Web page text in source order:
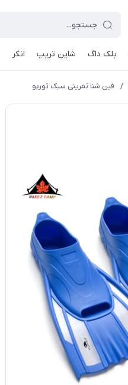
بلک داگ شاین تریپ انکر
/ فین شنا تمرینی سبک توربو